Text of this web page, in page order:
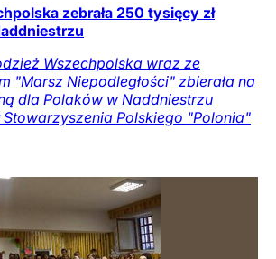
zebrała 250 tysięcy zł
Wszechpolska wraz ze
"Marsz Niepodległości" zbierała na
dla Polaków w Naddniestrzu
Stowarzyszenia Polskiego "Polonia"